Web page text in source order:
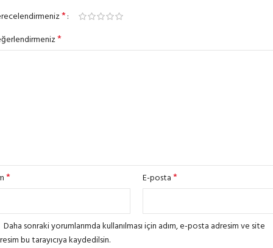
*
*
* E-posta*
Daha sonraki yorumlarımda kullanılması için adım, e-posta adresim ve site
bu tarayıcıya kaydedilsin.